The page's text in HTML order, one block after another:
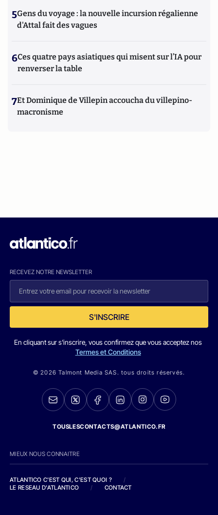
5Gens du voyage : la nouvelle incursion régalienne
d'Attal fait des vagues
6Ces quatre pays asiatiques qui misent sur l’IA pour
renverser la table
7Et Dominique de Villepin accoucha du villepino-
macronisme
RECEVEZ NOTRE NEWSLETTER
S'INSCRIRE
En cliquant sur s'inscrire, vous confirmez que vous acceptez nos
Termes et Conditions
© 2026 Talmont Media SAS. tous droits réservés.
TOUSLESCONTACTS@ATLANTICO.FR
MIEUX NOUS CONNAITRE
ATLANTICO C'EST QUI, C'EST QUOI ?
/
LE RESEAU D'ATLANTICO
/ CONTACT